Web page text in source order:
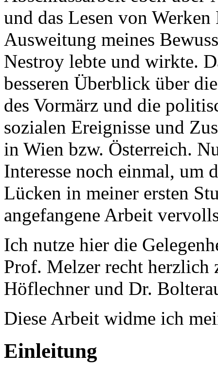
und das Lesen von
Ausweitung meines
Nestroy lebte und wirkte.
besseren Überblick über
des Vormärz und die
sozialen Ereignisse und
in Wien bzw. Österreich.
Interesse noch einmal, um
Lücken in meiner ersten
angefangene Arbeit
Ich nutze hier die
Prof. Melzer recht herzlich
Höflechner und Dr.
Diese Arbeit widme ich
Einleitung